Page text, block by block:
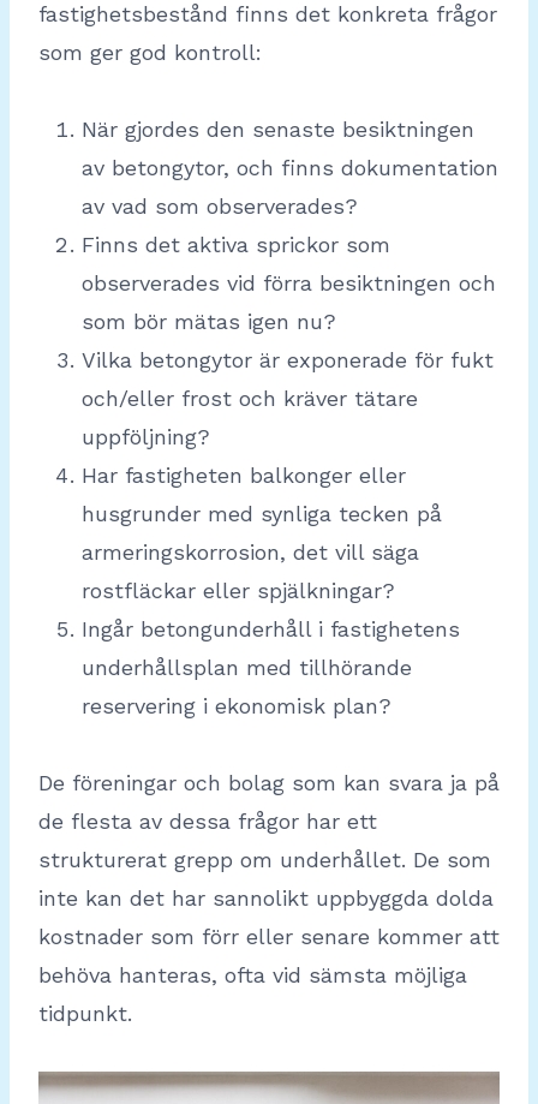
fastighetsbestånd finns det konkreta frågor
som ger god kontroll:
När gjordes den senaste besiktningen
av betongytor, och finns dokumentation
av vad som observerades?
Finns det aktiva sprickor som
observerades vid förra besiktningen och
som bör mätas igen nu?
Vilka betongytor är exponerade för fukt
och/eller frost och kräver tätare
uppföljning?
Har fastigheten balkonger eller
husgrunder med synliga tecken på
armeringskorrosion, det vill säga
rostfläckar eller spjälkningar?
Ingår betongunderhåll i fastighetens
underhållsplan med tillhörande
reservering i ekonomisk plan?
De föreningar och bolag som kan svara ja på
de flesta av dessa frågor har ett
strukturerat grepp om underhållet. De som
inte kan det har sannolikt uppbyggda dolda
kostnader som förr eller senare kommer att
behöva hanteras, ofta vid sämsta möjliga
tidpunkt.